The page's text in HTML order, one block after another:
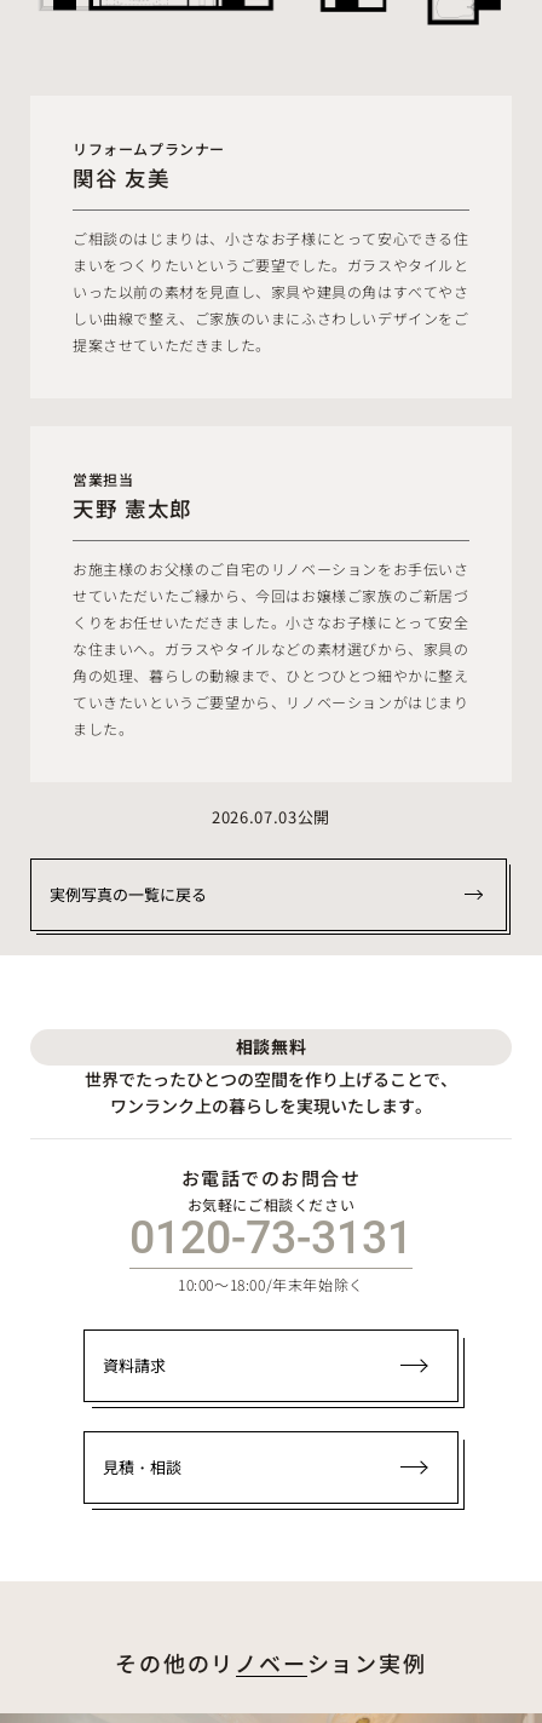
リフォームプランナー
関谷 友美
ご相談のはじまりは、小さなお子様にとって安心できる住
まいをつくりたいというご要望でした。ガラスやタイルと
いった以前の素材を見直し、家具や建具の角はすべてやさ
しい曲線で整え、ご家族のいまにふさわしいデザインをご
提案させていただきました。
営業担当
天野 憲太郎
お施主様のお父様のご自宅のリノベーションをお手伝いさ
せていただいたご縁から、今回はお嬢様ご家族のご新居づ
くりをお任せいただきました。小さなお子様にとって安全
な住まいへ。ガラスやタイルなどの素材選びから、家具の
角の処理、暮らしの動線まで、ひとつひとつ細やかに整え
ていきたいというご要望から、リノベーションがはじまり
ました。
2026.07.03公開
実例写真の一覧に戻る
相談無料
世界でたったひとつの空間を作り上げることで、
ワンランク上の暮らしを実現いたします。
お電話でのお問合せ
お気軽にご相談ください
0120-73-3131
10:00～18:00/年末年始除く
資料請求
見積・相談
その他のリノベーション実例